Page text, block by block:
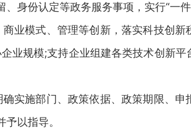
身份认定等政务服务事项，实行“一件
业模式、管理等创新，落实科技创新
业规模;支持企业组建各类技术创新平
实施部门、政策依据、政策期限、申
以指导。